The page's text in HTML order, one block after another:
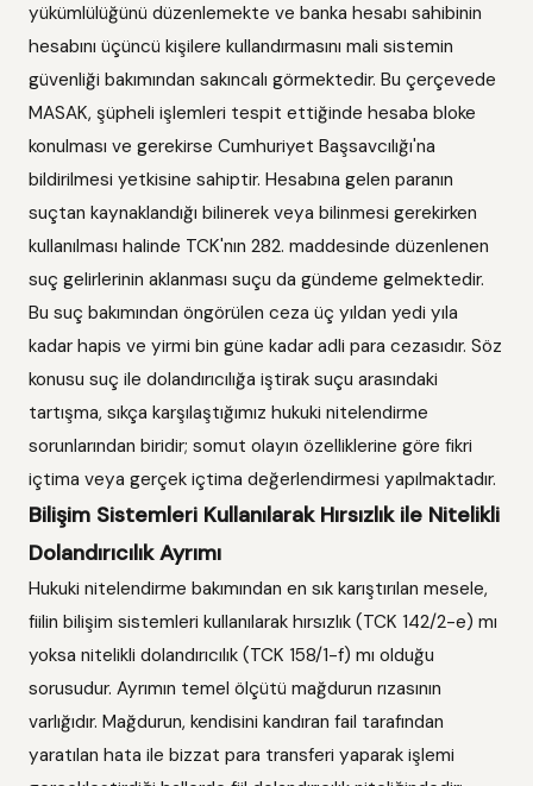
yükümlülüğünü düzenlemekte ve banka hesabı sahibinin
hesabını üçüncü kişilere kullandırmasını mali sistemin
güvenliği bakımından sakıncalı görmektedir. Bu çerçevede
MASAK, şüpheli işlemleri tespit ettiğinde hesaba bloke
konulması ve gerekirse Cumhuriyet Başsavcılığı'na
bildirilmesi yetkisine sahiptir. Hesabına gelen paranın
suçtan kaynaklandığı bilinerek veya bilinmesi gerekirken
kullanılması halinde TCK'nın 282. maddesinde düzenlenen
suç gelirlerinin aklanması suçu da gündeme gelmektedir.
Bu suç bakımından öngörülen ceza üç yıldan yedi yıla
kadar hapis ve yirmi bin güne kadar adli para cezasıdır. Söz
konusu suç ile dolandırıcılığa iştirak suçu arasındaki
tartışma, sıkça karşılaştığımız hukuki nitelendirme
sorunlarından biridir; somut olayın özelliklerine göre fikri
içtima veya gerçek içtima değerlendirmesi yapılmaktadır.
Bilişim Sistemleri Kullanılarak Hırsızlık ile Nitelikli
Dolandırıcılık Ayrımı
Hukuki nitelendirme bakımından en sık karıştırılan mesele,
fiilin bilişim sistemleri kullanılarak hırsızlık (TCK 142/2-e) mı
yoksa nitelikli dolandırıcılık (TCK 158/1-f) mı olduğu
sorusudur. Ayrımın temel ölçütü mağdurun rızasının
varlığıdır. Mağdurun, kendisini kandıran fail tarafından
yaratılan hata ile bizzat para transferi yaparak işlemi